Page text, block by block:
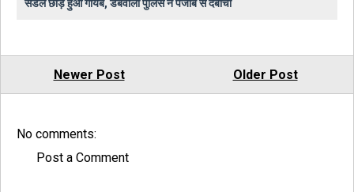
Newer Post Older Post
No comments:
Post a Comment